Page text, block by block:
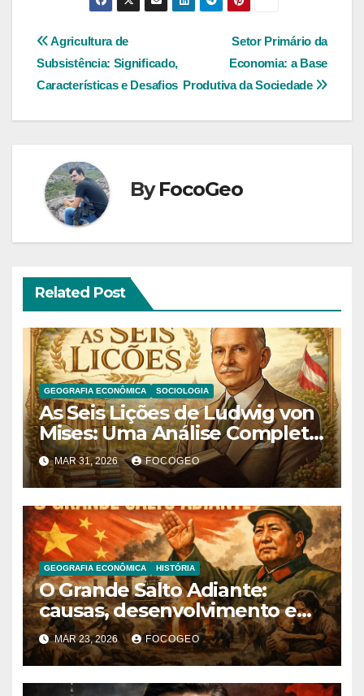
Navegação
de
Post
Setor Primário da
Economia: a Base
Produtiva da Sociedade
Agricultura de
Subsistência: Significado,
Características e Desafios
ByFocoGeo
Related Post
GEOGRAFIA ECONÔMICA SOCIOLOGIA
As Seis Lições de Ludwig von
Mises: Uma Análise Completa
das Ideias Fundamentais do
Liberalismo Econômico
MAR 31, 2026 FOCOGEO
GEOGRAFIA ECONÔMICA HISTÓRIA
O Grande Salto Adiante:
causas, desenvolvimento e
consequências de uma das
políticas mais controversas
da China
MAR 23, 2026 FOCOGEO